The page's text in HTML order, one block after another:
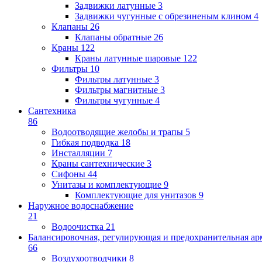
Задвижки латунные 3
Задвижки чугунные с обрезиненым клином 4
Клапаны 26
Клапаны обратные 26
Краны 122
Краны латунные шаровые 122
Фильтры 10
Фильтры латунные 3
Фильтры магнитные 3
Фильтры чугунные 4
Сантехника
86
Водоотводящие желобы и трапы 5
Гибкая подводка 18
Инсталляции 7
Краны сантехнические 3
Сифоны 44
Унитазы и комплектующие 9
Комплектующие для унитазов 9
Наружное водоснабжение
21
Водоочистка 21
Балансировочная, регулирующая и предохранительная
66
Воздухоотводчики 8